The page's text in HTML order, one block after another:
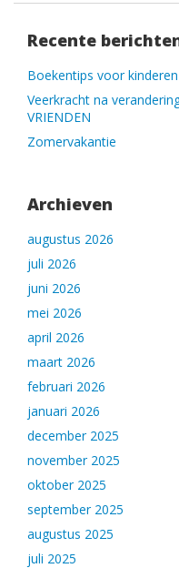
Recente
Boekentips voor
Veerkracht na
VRIENDEN
Zomervakantie
Archieven
augustus 2026
juli 2026
juni 2026
mei 2026
april 2026
maart 2026
februari 2026
januari 2026
december 2025
november 2025
oktober 2025
september 2025
augustus 2025
juli 2025